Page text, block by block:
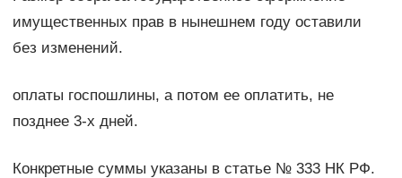
имущественных прав в нынешнем году оставили
без изменений.
оплаты госпошлины, а потом ее оплатить, не
позднее 3-х дней.
Конкретные суммы указаны в статье № 333 НК РФ.